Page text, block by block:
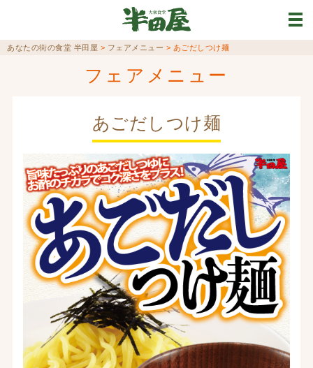
あなたの街の食堂 半田屋 > フェアメニュー > あごだしつけ麺
フェアメニュー
あごだしつけ麺